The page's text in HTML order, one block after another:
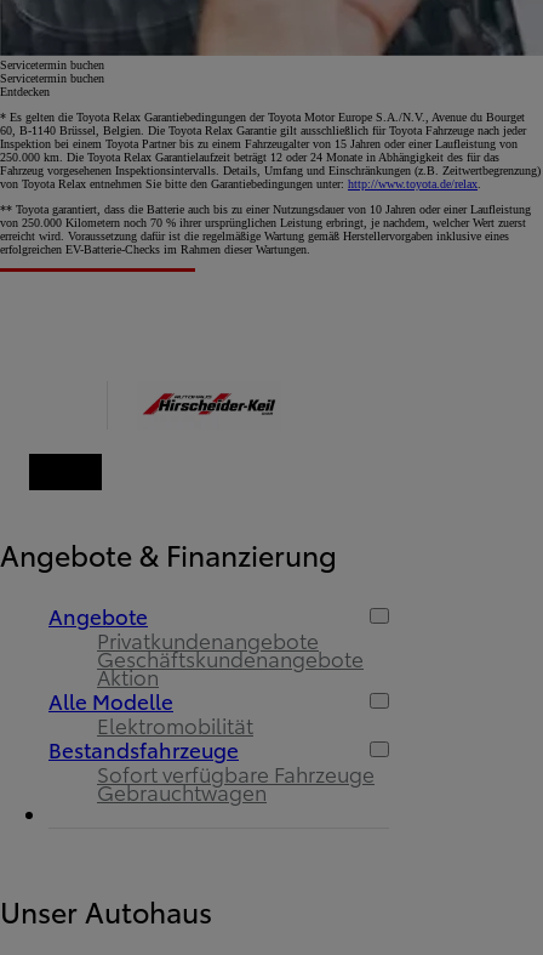
Servicetermin buchen
Servicetermin buchen
Entdecken
* Es gelten die Toyota Relax Garantiebedingungen der Toyota Motor Europe S.A./N.V., Avenue du Bourget
60, B-1140 Brüssel, Belgien. Die Toyota Relax Garantie gilt ausschließlich für Toyota Fahrzeuge nach jeder
Inspektion bei einem Toyota Partner bis zu einem Fahrzeugalter von 15 Jahren oder einer Laufleistung von
250.000 km. Die Toyota Relax Garantielaufzeit beträgt 12 oder 24 Monate in Abhängigkeit des für das
Fahrzeug vorgesehenen Inspektionsintervalls. Details, Umfang und Einschränkungen (z.B. Zeitwertbegrenzung)
von Toyota Relax entnehmen Sie bitte den Garantiebedingungen unter: http://www.toyota.de/relax
** Toyota garantiert, dass die Batterie auch bis zu einer Nutzungsdauer von 10 Jahren oder einer Laufleistung
von 250.000 Kilometern noch 70 % ihrer ursprünglichen Leistung erbringt, je nachdem, welcher Wert zuerst
erreicht wird. Voraussetzung dafür ist die regelmäßige Wartung gemäß Herstellervorgaben inklusive eines
erfolgreichen EV-Batterie-Checks im Rahmen dieser Wartungen.
Angebote & Finanzierung
Angebote
Privatkundenangebote
Geschäftskundenangebote
Aktion
Alle Modelle
Elektromobilität
Bestandsfahrzeuge
Sofort verfügbare Fahrzeuge
Gebrauchtwagen
Unser Autohaus